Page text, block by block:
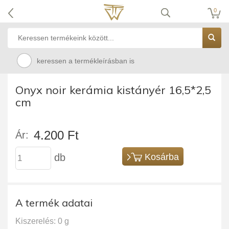
0
keressen a termékleírásban is
Onyx noir kerámia kistányér 16,5*2,5
cm
Ár: 4.200 Ft
db Kosárba
A termék adatai
Kiszerelés: 0 g